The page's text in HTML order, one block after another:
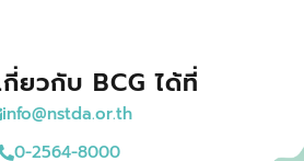
กี่ยวกับ BCG ได้ที่
info@nstda.or.th
0-2564-8000